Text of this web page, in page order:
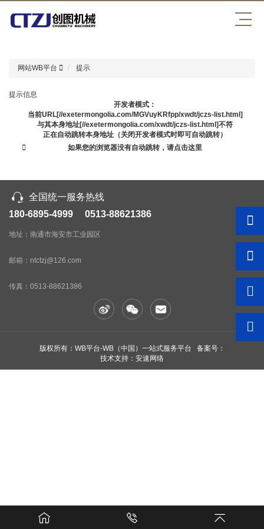
WB平台
网站WB平台 提示
提示信息
开发者模式：
当前URL[//exetermongolia.com/MGVuyKRfpp/xwdt/jczs-list.html]
与其本身地址[//exetermongolia.com/xwdt/jczs-list.html]不符
正在自动跳转本身地址（关闭开发者模式时即可自动跳转）
如果您的浏览器没有自动跳转，请点击这里
全国统一服务热线
180-6895-4999 0513-88621386
地址：南通市海安市工业园区
邮箱：ntctzj@126.com
传真： 0513-88621386
版权所有：WB平台-WB（中国）一站式服务平台 备案号：
技术支持：安速网络